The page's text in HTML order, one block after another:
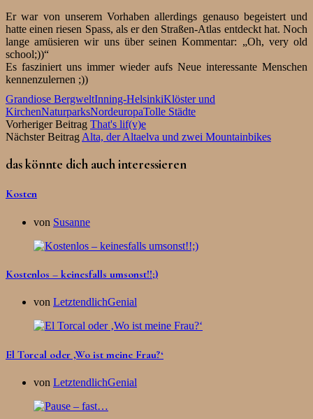
Er war von unserem Vorhaben allerdings genauso begeistert und
hatte einen riesen Spass, als er den Straßen-Atlas entdeckt hat. Noch
lange amüsieren wir uns über seinen Kommentar: „Oh, very old
school;))“
Es fasziniert uns immer wieder aufs Neue interessante Menschen
kennenzulernen ;))
Grandiose BergweltInning-HelsinkiKlöster und
KirchenNaturparksNordeuropaTolle Städte
Vorheriger Beitrag That's lif(v)e
Nächster BeitragAlta, der Altaelva und zwei Mountainbikes
das könnte dich auch interessieren
Kosten
von Susanne
Kostenlos – keinesfalls umsonst!!;)
von LetztendlichGenial
El Torcal oder ‚Wo ist meine Frau?‘
von LetztendlichGenial